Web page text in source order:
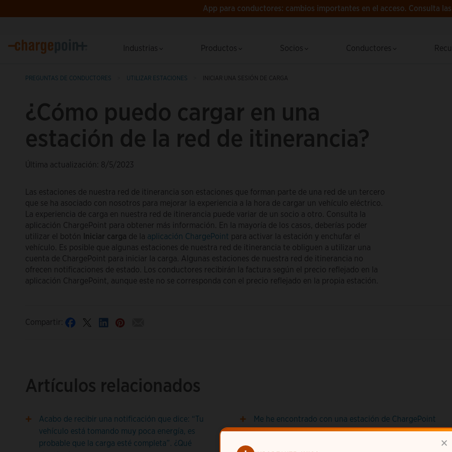
×
App para conductores: cambios importantes en el acceso. Consulta
Industrias Productos Socios Conductores
PREGUNTAS DE CONDUCTORES UTILIZAR ESTACIONES INICIAR UNA SESIÓN DE CARGA
¿Cómo puedo cargar en una
estación de la red de itinerancia?
Última actualización: 8/5/2023
Las estaciones de nuestra red de itinerancia son estaciones que forman parte de una red de un tercero
que se ha asociado con nosotros para mejorar la experiencia a la hora de cargar un vehículo eléctrico.
La experiencia de carga en nuestra red de itinerancia puede variar de un socio a otro. Consulta la
aplicación ChargePoint para obtener más información. En la mayoría de los casos, deberías poder
utilizar el botón Iniciar carga de la aplicación ChargePoint para activar la estación y enchufar el
vehículo. Es posible que algunas estaciones de nuestra red de itinerancia te obliguen a utilizar una
cuenta de ChargePoint para iniciar la carga. Algunas estaciones de nuestra red de itinerancia no
ofrecen notificaciones de estado. Los conductores recibirán la factura según el precio reflejado en la
aplicación ChargePoint, aunque este no se corresponda con el precio reflejado en la propia estación.
Compartir:
Artículos relacionados
Acabo de recibir una notificación que dice: “Tu
vehículo está tomando muy poca energía, es
probable que la carga esté completa”. ¿Qué
Me he encontrado con una estación de ChargePoint
que no funciona correctamente, ¿cómo puedo